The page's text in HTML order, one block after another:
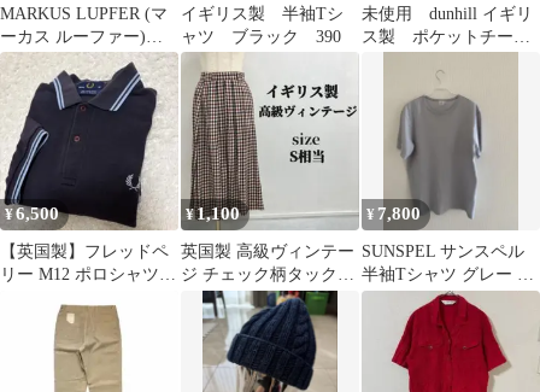
MARKUS LUPFER (マ
ーカス ルーファー)の
レザートップス。イギ
リス製
イギリス製 半袖Tシ
ャツ ブラック 390
未使用 dunhill イギリ
ス製 ポケットチー
¥6,500
【英国製】フレッドペ
リー M12 ポロシャツ
¥ 1,100
英国製 高級ヴィンテー
ジ チェック柄タックフ
レアスカート S相当
¥ 7,800
SUNSPEL サンスペル
半袖Tシャツ グレー S
コットン100% 英国製